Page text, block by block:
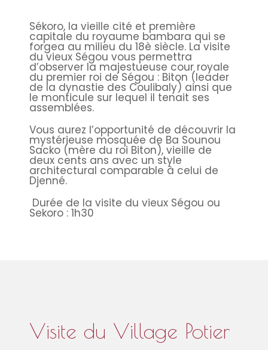
Sékoro, la vieille cité et première
capitale du royaume bambara qui se
forgea au milieu du 18è siècle. La visite
du vieux Ségou vous permettra
d’observer la majestueuse cour royale
du premier roi de Ségou : Biton (leader
de la dynastie des Coulibaly) ainsi que
le monticule sur lequel il tenait ses
assemblées.
Vous aurez l’opportunité de découvrir la
mystérieuse mosquée de Ba Sounou
Sacko (mère du roi Biton), vieille de
deux cents ans avec un style
architectural comparable à celui de
Djenné.
Durée de la visite du vieux Ségou ou
Sekoro : 1h30
Visite du Village Potier